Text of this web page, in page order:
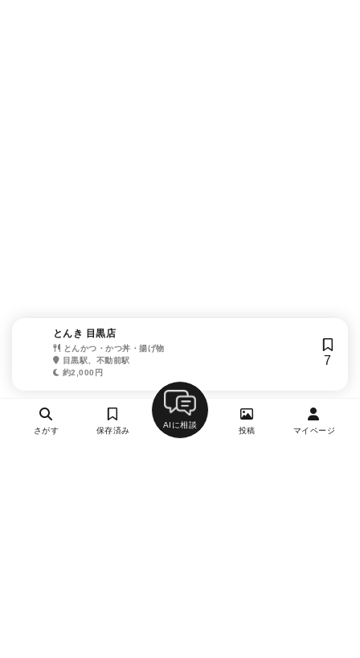
とんき 目黒店
とんかつ・かつ丼・揚げ物
目黒駅、不動前駅
約2,000円
7
さがす 保存済み
AIに相談
投稿 マイページ